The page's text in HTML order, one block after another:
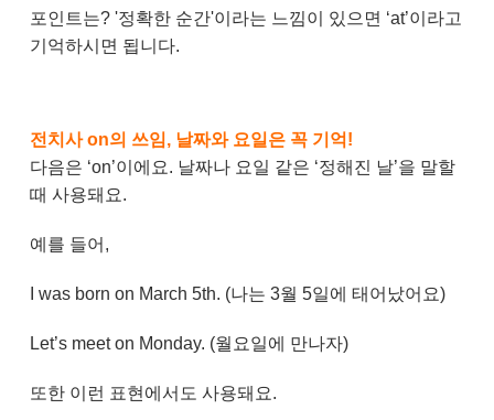
포인트는? '정확한 순간'이라는 느낌이 있으면 ‘at’이라고
기억하시면 됩니다.
전치사 on의 쓰임, 날짜와 요일은 꼭 기억!
다음은 ‘on’이에요. 날짜나 요일 같은 ‘정해진 날’을 말할
때 사용돼요.
예를 들어,
I was born on March 5th. (나는 3월 5일에 태어났어요)
Let’s meet on Monday. (월요일에 만나자)
또한 이런 표현에서도 사용돼요.